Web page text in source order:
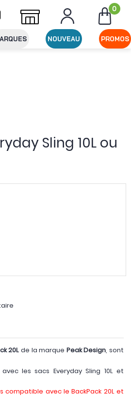
d'achat 0
NOUVEAU PROMOS
Sling 10L ou
20L de la marque Peak Design, sont
les sacs Everyday Sling 10L et
compatible avec le BackPack 20L et